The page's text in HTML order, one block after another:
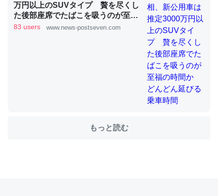
これを元に考えるとカルシウムを大量に使う脊椎動物と貝
類は苦労してるんだな…。腹足類だと殻を無くしてナメク
─ニュース :: 【研究発表】昆虫学の大問題＝「昆虫はなぜ海にいな
ちぼちRingも置こうかと画策中。あと、Googleマップで
万円以上のSUVタイプ 贅を尽くし
た後部座席でたばこを吸うのが至福
の時間か どんどん延びる乗車時間
83 users www.news-postseven.com
もっと読む